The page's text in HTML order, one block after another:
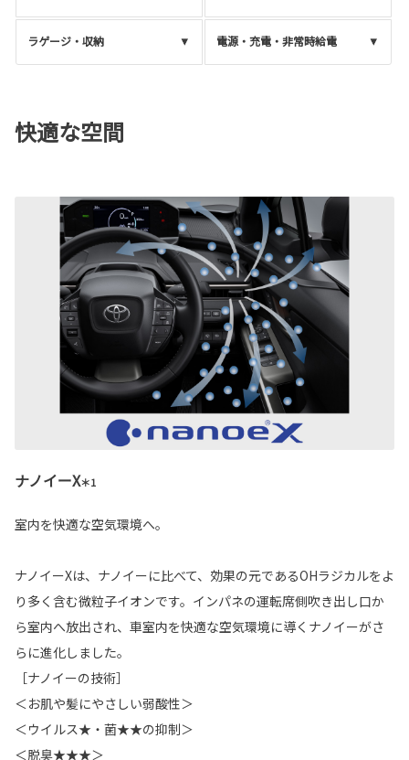
ラゲージ・収納 電源・充電・非常時給電
快適な空間
ナノイーX＊1
室内を快適な空気環境へ。
ナノイーXは、ナノイーに比べて、効果の元であるOHラジカルをよ
り多く含む微粒子イオンです。インパネの運転席側吹き出し口か
ら室内へ放出され、車室内を快適な空気環境に導くナノイーがさ
らに進化しました。
［ナノイーの技術］
＜お肌や髪にやさしい弱酸性＞
＜ウイルス★・菌★★の抑制＞
＜脱臭★★★＞